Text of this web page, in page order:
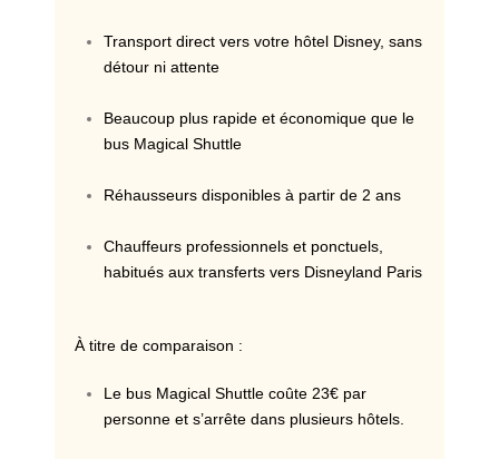
Transport direct vers votre hôtel Disney, sans
détour ni attente
Beaucoup plus rapide et économique que le
bus Magical Shuttle
Réhausseurs disponibles à partir de 2 ans
Chauffeurs professionnels et ponctuels,
habitués aux transferts vers Disneyland Paris
À titre de comparaison :
Le bus Magical Shuttle coûte 23€ par
personne et s’arrête dans plusieurs hôtels.